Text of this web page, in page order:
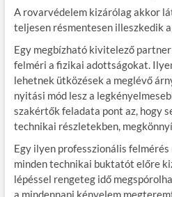
A rovarvédelem kizárólag akkor
teljesen résmentesen illeszkedik
Egy megbízható kivitelező
felméri a fizikai adottságokat.
lehetnek ütközések a meglévő
nyitási mód lesz a
szakértők feladata pont az, hogy
technikai részletekben,
Egy ilyen professzionális
minden technikai buktatót előre
lépéssel rengeteg idő
a mindennapi kényelem